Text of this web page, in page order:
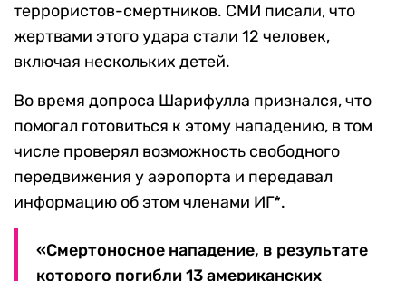
террористов-смертников. СМИ писали, что
жертвами этого удара стали 12 человек,
включая нескольких детей.
Во время допроса Шарифулла признался, что
помогал готовиться к этому нападению, в том
числе проверял возможность свободного
передвижения у аэропорта и передавал
информацию об этом членами ИГ*.
«Смертоносное нападение, в результате
которого погибли 13 американских